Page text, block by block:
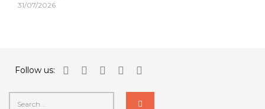
31/07/2026
Follow us: